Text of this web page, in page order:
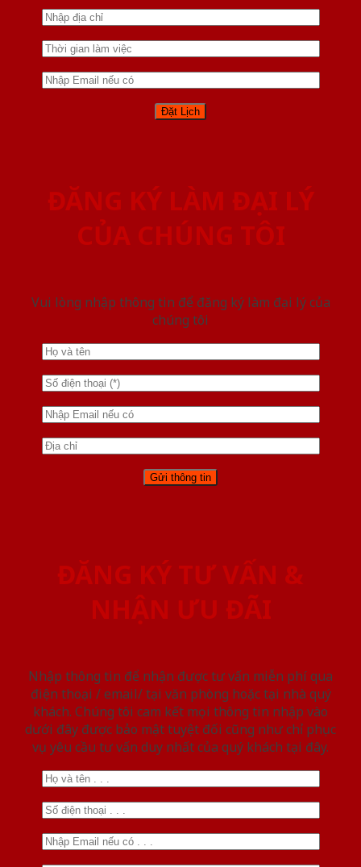
ĐĂNG KÝ LÀM ĐẠI LÝ
CỦA CHÚNG TÔI
Vui lòng nhập thông tin để đăng ký làm đại lý của
chúng tôi
ĐĂNG KÝ TƯ VẤN &
NHẬN ƯU ĐÃI
Nhập thông tin để nhận được tư vấn miễn phí qua
điện thoại / email/ tại văn phòng hoặc tại nhà quý
khách. Chúng tôi cam kết mọi thông tin nhập vào
dưới đây được bảo mật tuyệt đối cũng như chỉ phục
vụ yêu cầu tư vấn duy nhất của quý khách tại đây.